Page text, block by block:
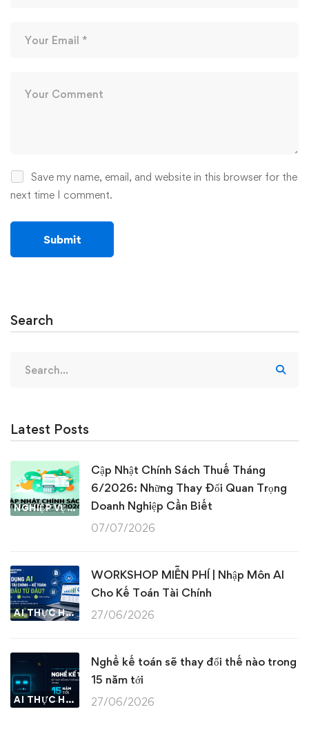
Save my name, email, and website in this browser for the
next time I comment.
Search
for:
Latest Posts
NGHIỆP VỤ KẾ TOÁN & THUẾ
Cập Nhật Chính Sách Thuế Tháng
6/2026: Những Thay Đổi Quan Trọng
Doanh Nghiệp Cần Biết
07/07/2026
AI THỰC HÀNH
WORKSHOP MIỄN PHÍ | Nhập Môn AI
Cho Kế Toán Tài Chính
27/06/2026
AI THỰC HÀNH
Nghề kế toán sẽ thay đổi thế nào trong
15 năm tới
27/06/2026